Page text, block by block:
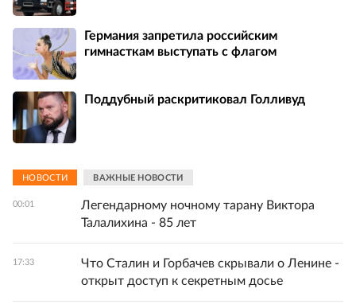
Германия запретила российским
гимнасткам выступать с флагом
Поддубный раскритиковал Голливуд
НОВОСТИ ВАЖНЫЕ НОВОСТИ
00:01
Легендарному ночному тарану Виктора
Талалихина - 85 лет
17:33
Что Сталин и Горбачев скрывали о Ленине -
открыт доступ к секретным досье